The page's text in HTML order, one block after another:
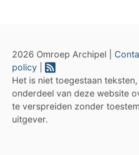
2026 Omroep Archipel |
policy
Het is niet toegestaan
onderdeel van deze website
te verspreiden zonder
uitgever.